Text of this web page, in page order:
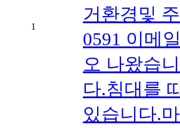
1
거환경및
0591 이메
오 나왔습
다.침대를
있습니다.